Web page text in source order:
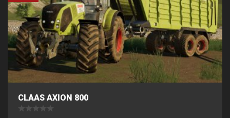
CLAAS AXION 800